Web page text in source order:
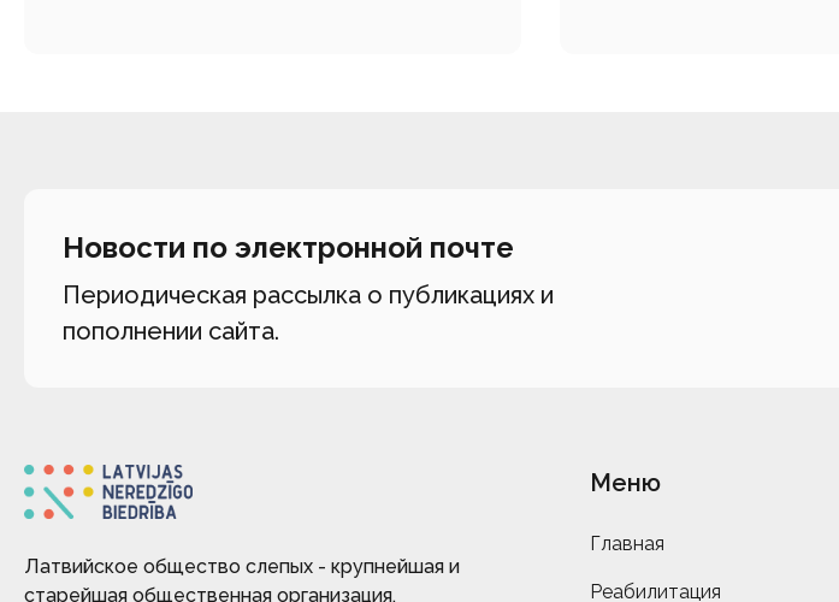
Новости по электронной почте
Периодическая рассылка о публикациях и
пополнении сайта.
Латвийское общество слепых - крупнейшая и
старейшая общественная организация,
Меню
Главная
Реабилитация